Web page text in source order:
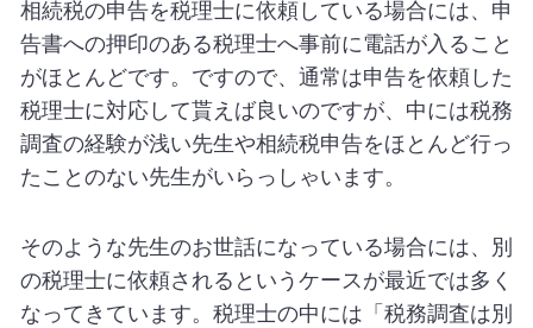
相続税の申告を税理士に依頼している場合には、申
告書への押印のある税理士へ事前に電話が入ること
がほとんどです。ですので、通常は申告を依頼した
税理士に対応して貰えば良いのですが、中には税務
調査の経験が浅い先生や相続税申告をほとんど行っ
たことのない先生がいらっしゃいます。
そのような先生のお世話になっている場合には、別
の税理士に依頼されるというケースが最近では多く
なってきています。税理士の中には「税務調査は別